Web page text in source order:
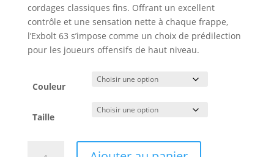
cordages classiques fins. Offrant un excellent
contrôle et une sensation nette à chaque frappe,
l’Exbolt 63 s’impose comme un choix de prédilection
pour les joueurs offensifs de haut niveau.
Couleur
Taille